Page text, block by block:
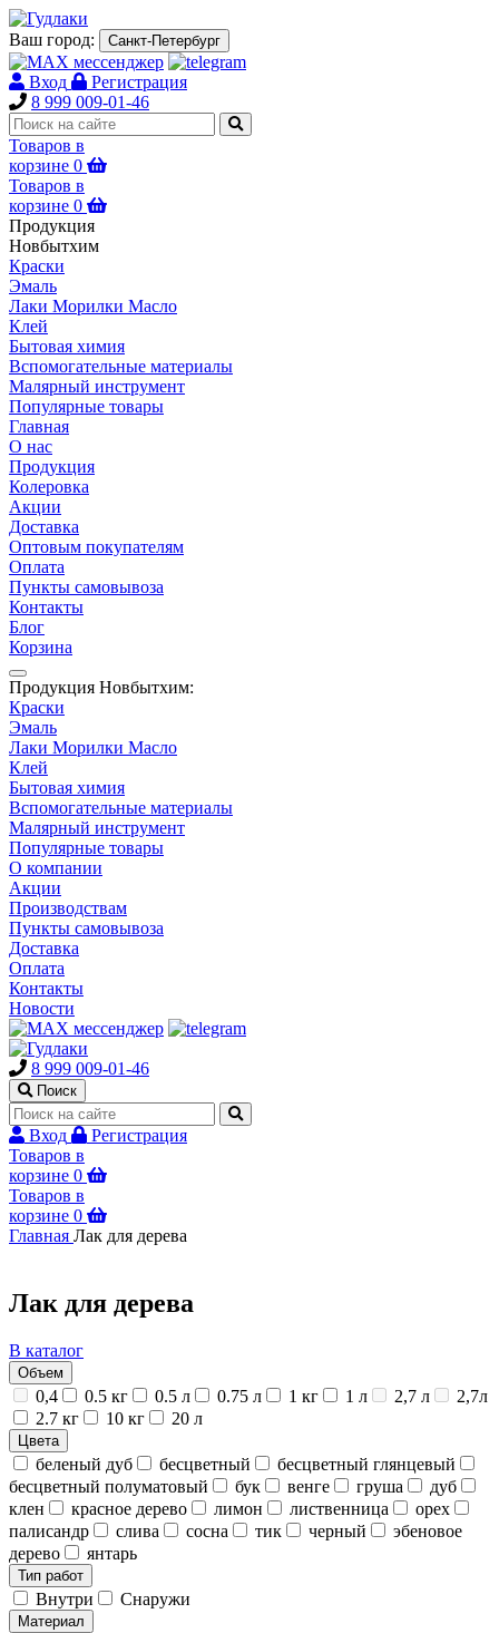
Ваш город: Санкт-Петербург
Вход
Регистрация
8 999 009-01-46
Товаров в
корзине 0
Товаров в
корзине 0
Продукция
Новбытхим
Краски
Эмаль
Лаки Морилки Масло
Клей
Бытовая химия
Вспомогательные материалы
Малярный инструмент
Популярные товары
Главная
О нас
Продукция
Колеровка
Акции
Доставка
Оптовым покупателям
Оплата
Пункты самовывоза
Контакты
Блог
Корзина
Продукция Новбытхим:
Краски
Эмаль
Лаки Морилки Масло
Клей
Бытовая химия
Вспомогательные материалы
Малярный инструмент
Популярные товары
О компании
Акции
Производствам
Пункты самовывоза
Доставка
Оплата
Контакты
Новости
8 999 009-01-46
Поиск
Вход
Регистрация
Товаров в
корзине 0
Товаров в
корзине 0
Главная Лак для дерева
Лак для дерева
В каталог
Объем
0,4 0.5 кг 0.5 л 0.75 л 1 кг 1 л 2,7 л
2,7л
2.7 кг
10 кг 20 л
Цвета
беленый дуб бесцветный
бесцветный глянцевый
бесцветный полуматовый
бук венге груша
дуб
клен
красное дерево лимон лиственница
орех
палисандр
слива сосна тик черный
эбеновое
дерево
янтарь
Тип работ
Внутри Снаружи
Материал